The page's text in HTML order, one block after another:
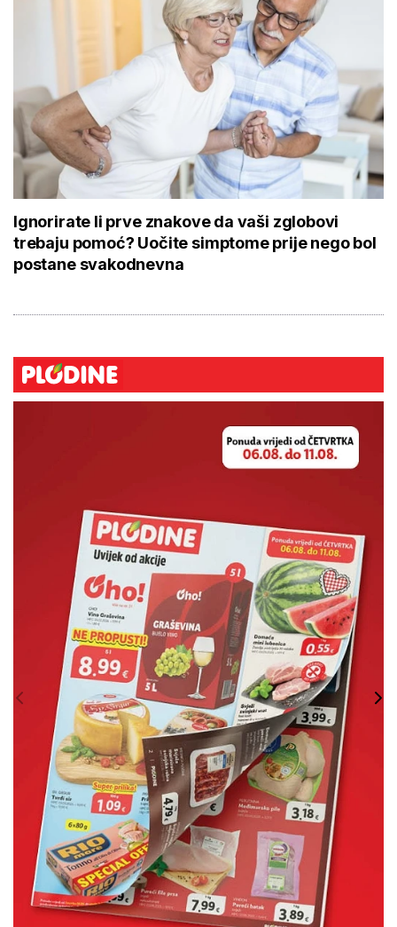
Ignorirate li prve znakove da vaši zglobovi
trebaju pomoć? Uočite simptome prije nego bol
postane svakodnevna